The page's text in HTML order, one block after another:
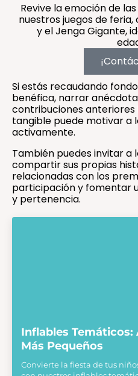
Revive la emoción de
nuestros juegos de
y el Jenga Gigante,
Si estás recaudando
benéfica, narrar
contribuciones
tangible puede motivar a
activamente.
También puedes invitar a
compartir sus propias
relacionadas con los
participación y fomentar
y pertenencia.
Inflables Temáticos:
Más Pequeños
Convierte la fiesta de tus